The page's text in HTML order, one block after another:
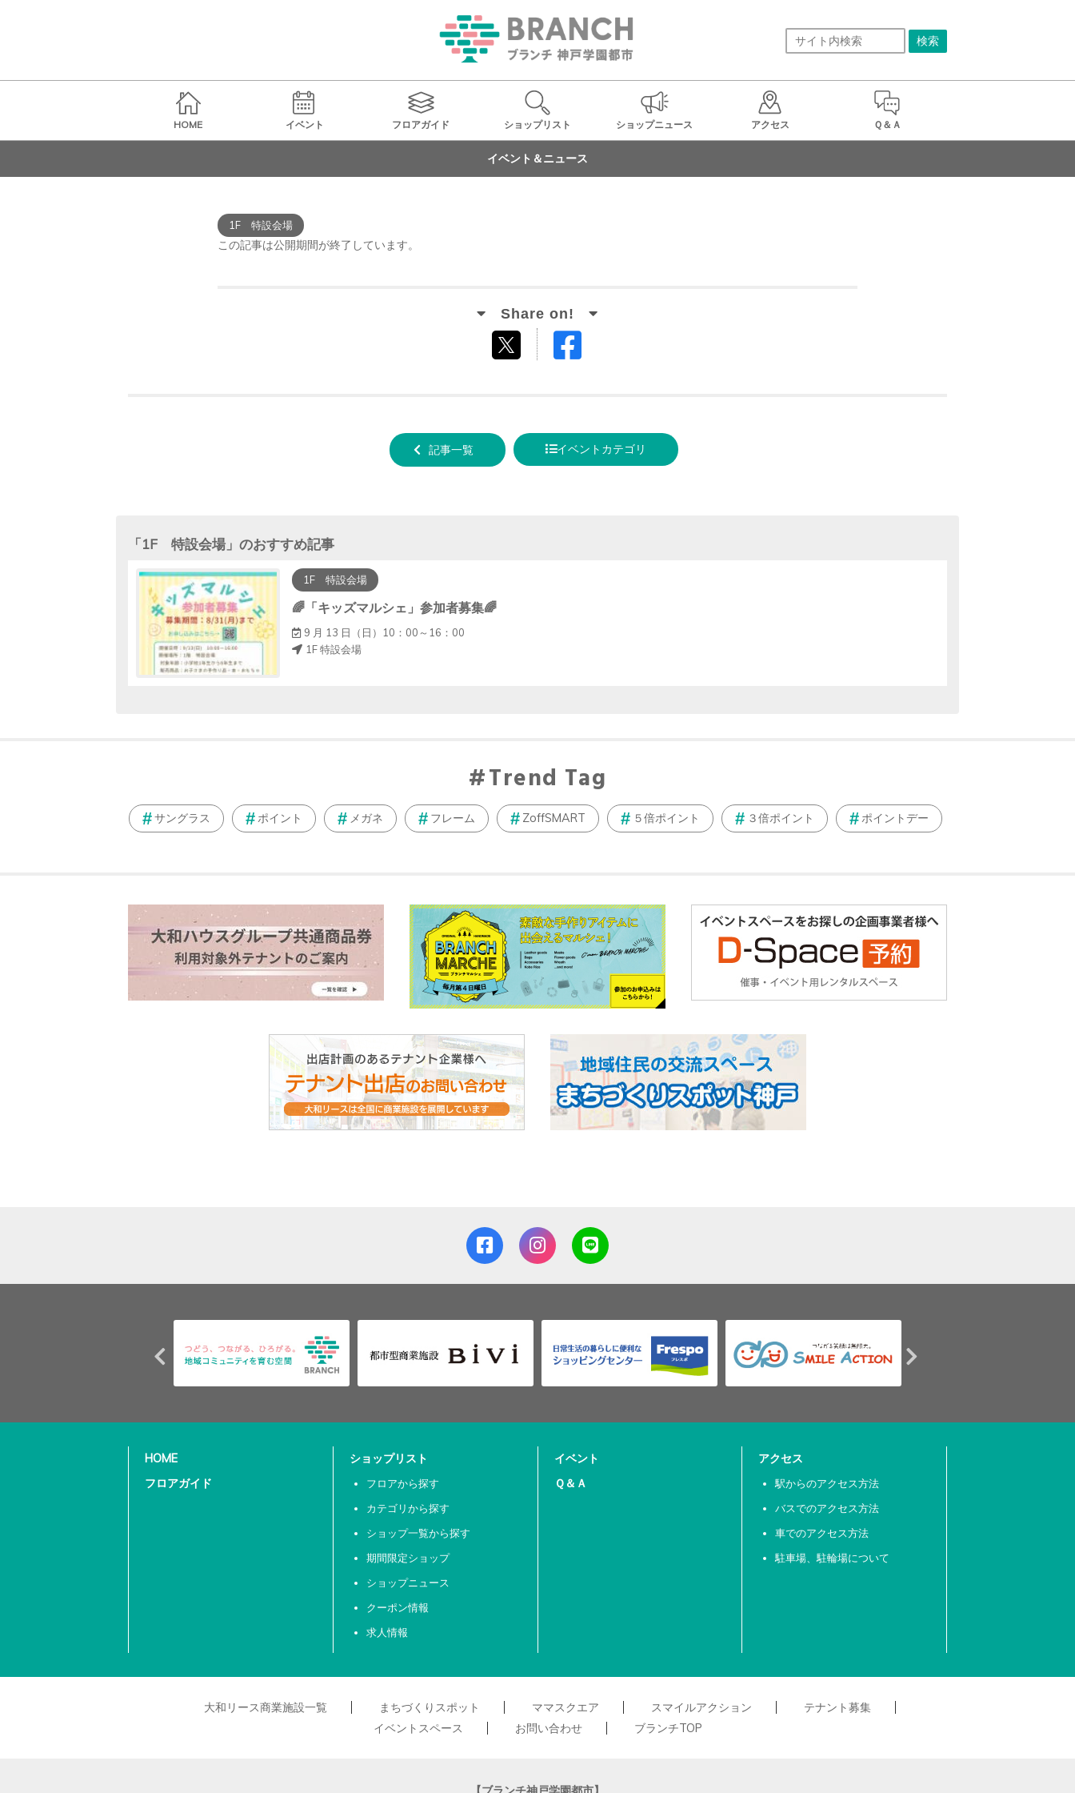
HOME イベント フロアガイド ショップリスト ショップニュース アクセス Ｑ＆Ａ
イベント＆ニュース
1F 特設会場
この記事は公開期間が終了しています。
する
記事一覧 イベントカテゴリ
「1F 特設会場 」のおすすめ記事
1F 特設会場
🌈「キッズマルシェ」参加者募集🌈
9 月 13 日（日）10：00～16：00
1F 特設会場
Trend Tag
サングラス ポイント メガネ フレーム ZoffSMART ５倍ポイント ３倍ポイント ポイントデー
HOME
フロアガイド
ショップリスト
フロアから探す
カテゴリから探す
ショップ一覧から探す
期間限定ショップ
ショップニュース
クーポン情報
求人情報
イベント
Ｑ＆Ａ
アクセス
駅からのアクセス方法
バスでのアクセス方法
車でのアクセス方法
駐車場、駐輪場について
大和リース商業施設一覧 まちづくりスポット ママスクエア スマイルアクション
テナント募集
イベントスペース
お問い合わせ ブランチTOP